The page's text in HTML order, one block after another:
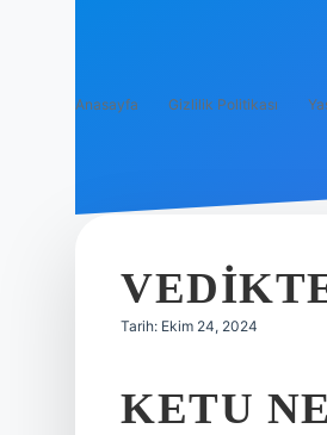
Anasayfa Gizlilik Politikası
Tarih: Ekim 24, 2024
KETU